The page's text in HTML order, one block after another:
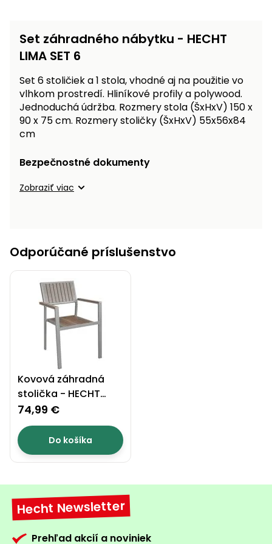
Set záhradného nábytku - HECHT
LIMA SET 6
Set 6 stoličiek a 1 stola, vhodné aj na použitie vo
vlhkom prostredí. Hliníkové profily a polywood.
Jednoduchá údržba. Rozmery stola (ŠxHxV) 150 x
90 x 75 cm. Rozmery stoličky (ŠxHxV) 55x56x84
cm
Bezpečnostné dokumenty
Zobraziť viac
Odporúčané príslušenstvo
Kovová záhradná
stolička - HECHT
LIMA CHAIR
74,99 €
Do košíka
Hecht Newsletter
Prehľad akcií a noviniek